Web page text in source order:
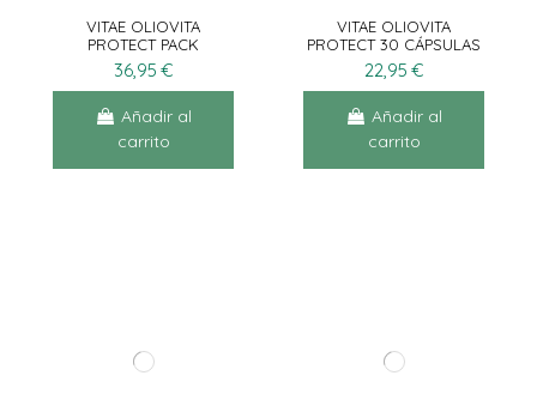
VITAE OLIOVITA
PROTECT PACK
PROMOCIONAL 60 CÁPS
36,95 €
Añadir al
carrito
VITAE OLIOVITA
PROTECT 30 CÁPSULAS
22,95 €
Añadir al
carrito